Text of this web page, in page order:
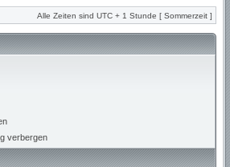
Alle Zeiten sind UTC + 1 Stunde [ Sommerzeit ]
verbergen